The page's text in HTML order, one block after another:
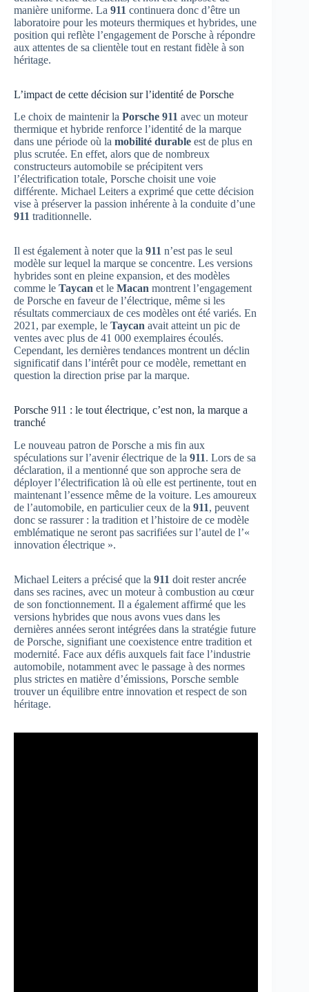
manière uniforme. La 911 continuera donc d’être un
laboratoire pour les moteurs thermiques et hybrides, une
position qui reflète l’engagement de Porsche à répondre
aux attentes de sa clientèle tout en restant fidèle à son
héritage.
L’impact de cette décision sur l’identité de Porsche
Le choix de maintenir la Porsche 911 avec un moteur
thermique et hybride renforce l’identité de la marque
dans une période où la mobilité durable est de plus en
plus scrutée. En effet, alors que de nombreux
constructeurs automobile se précipitent vers
l’électrification totale, Porsche choisit une voie
différente. Michael Leiters a exprimé que cette décision
vise à préserver la passion inhérente à la conduite d’une
911 traditionnelle.
Il est également à noter que la 911 n’est pas le seul
modèle sur lequel la marque se concentre. Les versions
hybrides sont en pleine expansion, et des modèles
comme le Taycan et le Macan montrent l’engagement
de Porsche en faveur de l’électrique, même si les
résultats commerciaux de ces modèles ont été variés. En
2021, par exemple, le Taycan avait atteint un pic de
ventes avec plus de 41 000 exemplaires écoulés.
Cependant, les dernières tendances montrent un déclin
significatif dans l’intérêt pour ce modèle, remettant en
question la direction prise par la marque.
Porsche 911 : le tout électrique, c’est non, la marque a
tranché
Le nouveau patron de Porsche a mis fin aux
spéculations sur l’avenir électrique de la 911. Lors de sa
déclaration, il a mentionné que son approche sera de
déployer l’électrification là où elle est pertinente, tout en
maintenant l’essence même de la voiture. Les amoureux
de l’automobile, en particulier ceux de la 911, peuvent
donc se rassurer : la tradition et l’histoire de ce modèle
emblématique ne seront pas sacrifiées sur l’autel de l’«
innovation électrique ».
Michael Leiters a précisé que la 911 doit rester ancrée
dans ses racines, avec un moteur à combustion au cœur
de son fonctionnement. Il a également affirmé que les
versions hybrides que nous avons vues dans les
dernières années seront intégrées dans la stratégie future
de Porsche, signifiant une coexistence entre tradition et
modernité. Face aux défis auxquels fait face l’industrie
automobile, notamment avec le passage à des normes
plus strictes en matière d’émissions, Porsche semble
trouver un équilibre entre innovation et respect de son
héritage.